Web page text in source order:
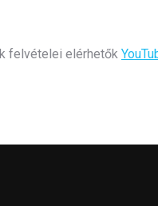
felvételei elérhetők